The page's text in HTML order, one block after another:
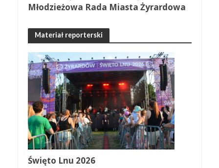
Młodzieżowa Rada Miasta Żyrardowa
Materiał reporterski
Święto Lnu 2026